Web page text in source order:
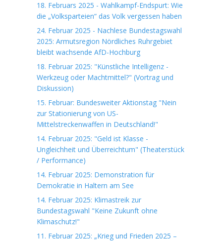
18. Februars 2025 - Wahlkampf-Endspurt: Wie
die „Volksparteien“ das Volk vergessen haben
24. Februar 2025 - Nachlese Bundestagswahl
2025: Armutsregion Nördliches Ruhrgebiet
bleibt wachsende AfD-Hochburg
18. Februar 2025: "Künstliche Intelligenz -
Werkzeug oder Machtmittel?" (Vortrag und
Diskussion)
15. Februar: Bundesweiter Aktionstag "Nein
zur Stationierung von US-
Mittelstreckenwaffen in Deutschland!"
14. Februar 2025: "Geld ist Klasse -
Ungleichheit und Überreichtum" (Theaterstück
/ Performance)
14. Februar 2025: Demonstration für
Demokratie in Haltern am See
14. Februar 2025: Klimastreik zur
Bundestagswahl "Keine Zukunft ohne
Klimaschutz!"
11. Februar 2025: „Krieg und Frieden 2025 –